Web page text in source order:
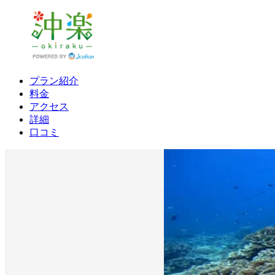
プラン紹介
料金
アクセス
詳細
口コミ